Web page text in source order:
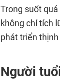
Trong suốt
không chỉ tích
phát triển
Người